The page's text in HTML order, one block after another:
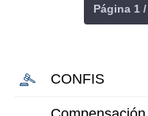
Página 1 /
CONFIS